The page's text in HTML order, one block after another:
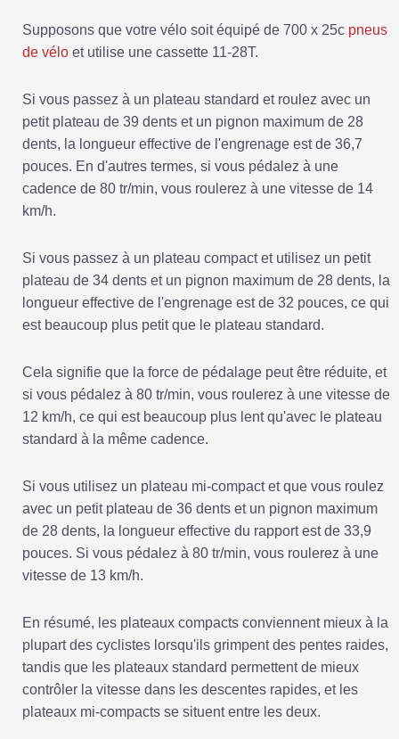
Supposons que votre vélo soit équipé de 700 x 25c pneus
de vélo et utilise une cassette 11-28T.
Si vous passez à un plateau standard et roulez avec un
petit plateau de 39 dents et un pignon maximum de 28
dents, la longueur effective de l'engrenage est de 36,7
pouces. En d'autres termes, si vous pédalez à une
cadence de 80 tr/min, vous roulerez à une vitesse de 14
km/h.
Si vous passez à un plateau compact et utilisez un petit
plateau de 34 dents et un pignon maximum de 28 dents, la
longueur effective de l'engrenage est de 32 pouces, ce qui
est beaucoup plus petit que le plateau standard.
Cela signifie que la force de pédalage peut être réduite, et
si vous pédalez à 80 tr/min, vous roulerez à une vitesse de
12 km/h, ce qui est beaucoup plus lent qu'avec le plateau
standard à la même cadence.
Si vous utilisez un plateau mi-compact et que vous roulez
avec un petit plateau de 36 dents et un pignon maximum
de 28 dents, la longueur effective du rapport est de 33,9
pouces. Si vous pédalez à 80 tr/min, vous roulerez à une
vitesse de 13 km/h.
En résumé, les plateaux compacts conviennent mieux à la
plupart des cyclistes lorsqu'ils grimpent des pentes raides,
tandis que les plateaux standard permettent de mieux
contrôler la vitesse dans les descentes rapides, et les
plateaux mi-compacts se situent entre les deux.